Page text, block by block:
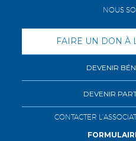
NOUS
FAIRE UN DON À
DEVENIR
DEVENIR
CONTACTER